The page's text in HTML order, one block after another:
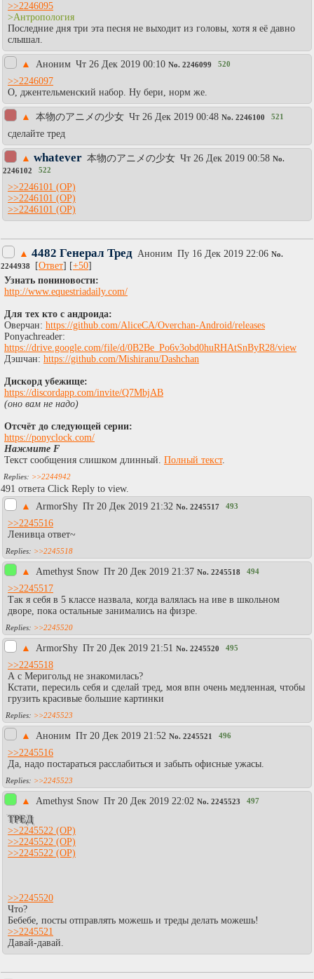
>>2246095
>Антропология
Последние дня три эта песня не выходит из головы, хотя я её давно
слышал.
▲ Аноним Чт 26 Дек 2019 00:10 No. 2246099 520
>>2246097
О, джентельменский набор. Ну бери, норм же.
▲ 本物のアニメの少女 Чт 26 Дек 2019 00:48 No. 2246100 521
сделайте тред
▲ whatever 本物のアニメの少女 Чт 26 Дек 2019 00:58 No.
2246102
522
>>2246101
>>2246101
>>2246101
▲ 4482 Генерал Тред Аноним Пy 16 Дек 2019 22:06 No.
2244938
[Ответ] [+50]
Узнать пониновости:
http://www.equestriadaily.com/
Для тех кто с андроида:
Оверчан: https://github.com/AliceCA/Overchan-Android/releases
Ponyachreader:
https://drive.google.com/file/d/0B2Be_Po6v3obd0huRHAtSnByR28/view
Дэшчан: https://github.com/Mishiranu/Dashchan
Дискорд убежище:
https://discordapp.com/invite/Q7MbjAB
(оно вам не надо)
Отсчёт до следующей серии:
https://ponyclock.com/
Нажмите F
Текст сообщения слишком длинный. Полный текст.
>>2244942
491 ответа Click Reply to view.
▲
АrmоrShy Пт 20 Дек 2019 21:32 No. 2245517 493
>>2245516
Ленивца ответ~
>>2245518
▲ Amethyst Snow Пт 20 Дек 2019 21:37 No. 2245518 494
>>2245517
Так я себя в 5 классе назвала, когда валялась на иве в школьном
дворе, пока остальные занимались на физре.
>>2245520
▲ АrmоrShy Пт 20 Дек 2019 21:51 No. 2245520 495
>>2245518
А с Меригольд не знакомилась?
Кстати, пересиль себя и сделай тред, моя впн очень медленная, чтобы
грузить красивые большие картинки
>>2245523
▲ Аноним Пт 20 Дек 2019 21:52 No. 2245521 496
>>2245516
Да, надо постараться расслабиться и забыть офисные ужасы.
>>2245523
▲ Amethyst Snow Пт 20 Дек 2019 22:02 No. 2245523 497
ТРЕД
>>2245522
>>2245522
>>2245522
>>2245520
Что?
Бебебе, посты отправлять можешь и треды делать можешь!
>>2245521
Давай-давай.